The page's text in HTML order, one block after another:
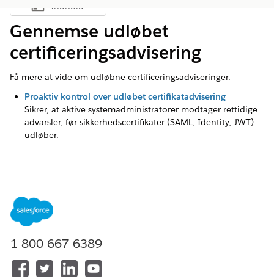
Vis indholdsfortegnelse
Indhold
Gennemse udløbet
certificeringsadvisering
Få mere at vide om udløbne certificeringsadviseringer.
Proaktiv kontrol over udløbet certifikatadvisering
Sikrer, at aktive systemadministratorer modtager rettidige
advarsler, før sikkerhedscertifikater (SAML, Identity, JWT)
udløber.
1-800-667-6389